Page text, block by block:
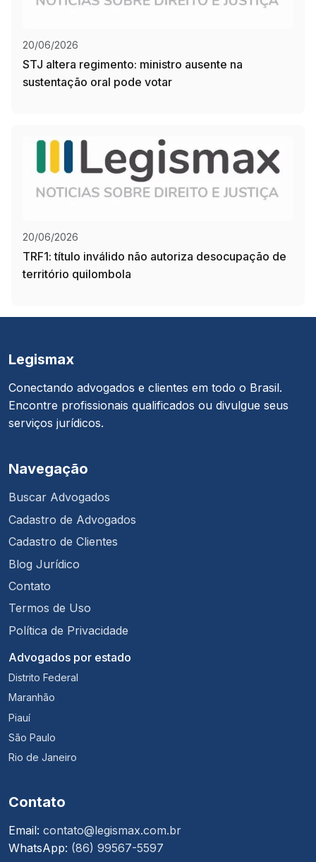
20/06/2026
STJ altera regimento: ministro ausente na
sustentação oral pode votar
20/06/2026
TRF1: título inválido não autoriza desocupação de
território quilombola
Legismax
Conectando advogados e clientes em todo o Brasil.
Encontre profissionais qualificados ou divulgue seus
serviços jurídicos.
Navegação
Buscar Advogados
Cadastro de Advogados
Cadastro de Clientes
Blog Jurídico
Contato
Termos de Uso
Política de Privacidade
Advogados por estado
Distrito Federal
Maranhão
Piauí
São Paulo
Rio de Janeiro
Contato
Email: contato@legismax.com.br
WhatsApp: (86) 99567-5597